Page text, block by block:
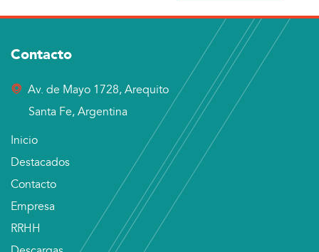
Contacto
d Av. de Mayo 1728, Arequito
Santa Fe, Argentina
Inicio
Destacados
Contacto
Empresa
RRHH